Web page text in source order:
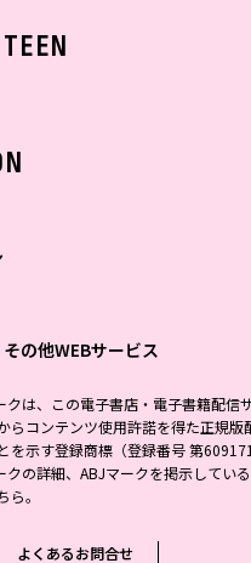
ミックス
プ
庫
ツ
!ション
ョン・新書
変わる よみタイ yomitai
芸・ノンフィクション
ライズ
庫
庫公式サイト
S-KIDS.LAND
の他WEBサービス
ART HERITAGE
ーズストア
クは、この電子書店・電子書籍配信
らコンテンツ使用許諾を得た正規版
を示す登録商標（登録番号 第
クの詳細、ABJマークを掲示してい
ら。
よくあるお問合せ